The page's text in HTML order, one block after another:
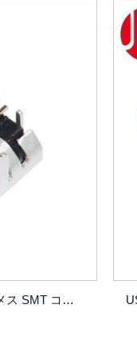
マイクロ USB B タイプ 5 ピン メス SMT コネクタ シェル DIP 7.2*4.85